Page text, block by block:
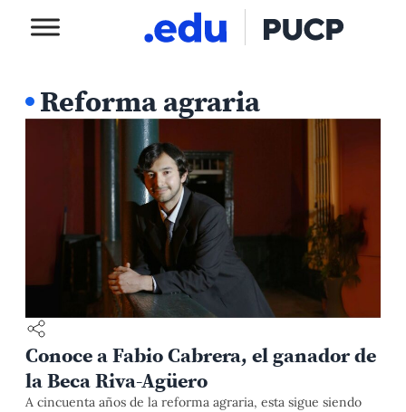
Reforma agraria
Conoce a Fabio Cabrera, el ganador de
la Beca Riva-Agüero
A cincuenta años de la reforma agraria, esta sigue siendo